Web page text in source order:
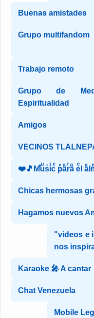
Buenas amistades
Grupo multifandom
Trabajo remoto
Grupo de
Espiritualidad
Amigos
VECINOS
❤️🎵Mⷨuͧs͛iͥcͨ рⷬaͣrͬaͣ eͤl
Chicas hermosas
Hagamos nuevos
"videos e
nos
Karaoke 🎤 A cantar
Chat Venezuela
Mobile